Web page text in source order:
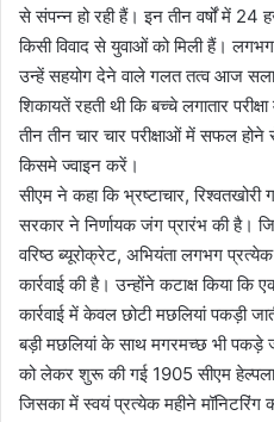
से संपन्न हो रही हैं। इन तीन वर्षों में 24
किसी विवाद से युवाओं को मिली हैं।
उन्हें सहयोग देने वाले गलत तत्व आज
शिकायतें रहती थी कि बच्चे लगातार
तीन तीन चार चार परीक्षाओं में सफल
किसमे ज्वाइन करें।
सीएम ने कहा कि भ्रष्टाचार, रिश्वतखोरी
सरकार ने निर्णायक जंग प्रारंभ की
वरिष्ठ ब्यूरोक्रेट, अभियंता लगभग
कार्रवाई की है। उन्होंने कटाक्ष किया कि
कार्रवाई में केवल छोटी मछलियां पकड़ी
बड़ी मछलियां के साथ मगरमच्छ भी पकड़े
को लेकर शुरू की गई 1905 सीएम
जिसका में स्वयं प्रत्येक महीने मॉनिटरिंग